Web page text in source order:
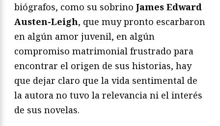
biógrafos, como su sobrino James Edward
Austen-Leigh, que muy pronto escarbaron
en algún amor juvenil, en algún
compromiso matrimonial frustrado para
encontrar el origen de sus historias, hay
que dejar claro que la vida sentimental de
la autora no tuvo la relevancia ni el interés
de sus novelas.